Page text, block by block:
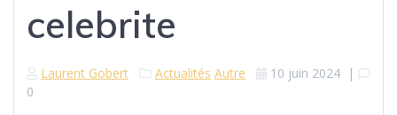
celebrite
Laurent Gobert Actualités Autre 10 juin 2024 |
0